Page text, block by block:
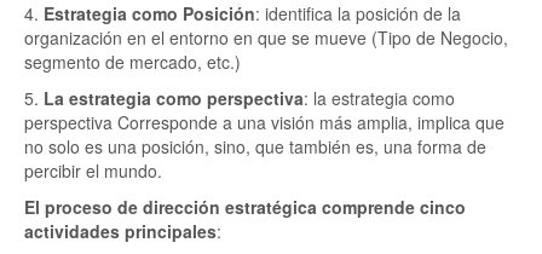
4. Estrategia como Posición: identifica la posición de la
organización en el entorno en que se mueve (Tipo de Negocio,
segmento de mercado, etc.)
5. La estrategia como perspectiva: la estrategia como
perspectiva Corresponde a una visión más amplia, implica que
no solo es una posición, sino, que también es, una forma de
percibir el mundo.
El proceso de dirección estratégica comprende cinco
actividades principales: